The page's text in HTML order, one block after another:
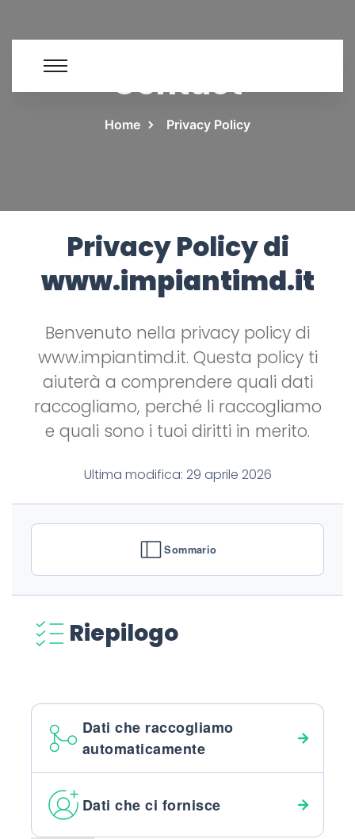
Contact
Home Privacy Policy
Privacy Policy di
www.impiantimd.it
Benvenuto nella privacy policy di
www.impiantimd.it. Questa policy ti
aiuterà a comprendere quali dati
raccogliamo, perché li raccogliamo
e quali sono i tuoi diritti in merito.
Ultima modifica: 29 aprile 2026
Sommario
Riepilogo
Dati che raccogliamo
automaticamente
Dati che ci fornisce